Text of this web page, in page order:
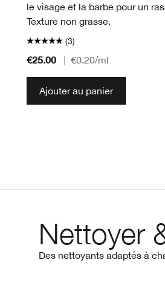
le visage et la barbe pour un
Texture non grasse.
(3)
€25.00 €0.20/ml
Ajouter au panier
Nettoyer
Des nettoyants adaptés à